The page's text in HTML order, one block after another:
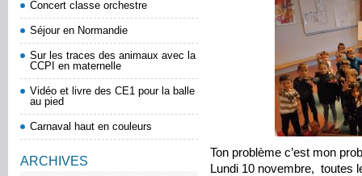
Ton problème c’est mon
Lundi 10 novembre, toutes
Concert classe orchestre
Séjour en Normandie
Sur les traces des animaux avec la
CCPI en maternelle
Vidéo et livre des CE1 pour la balle
au pied
Carnaval haut en couleurs
ARCHIVES